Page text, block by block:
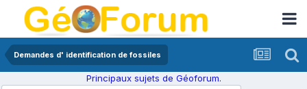
Demandes d' identification de fossiles
Principaux sujets de Géoforum.